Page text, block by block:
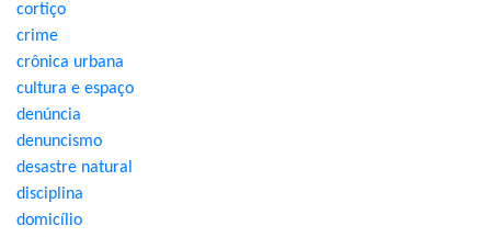
cortiço
crime
crônica urbana
cultura e espaço
denúncia
denuncismo
desastre natural
disciplina
domicílio